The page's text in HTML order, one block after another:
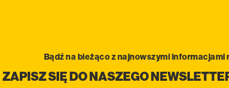
Bądź na bieżąco z najnowszymi informacjami
ZAPISZ SIĘ DO NASZEGO